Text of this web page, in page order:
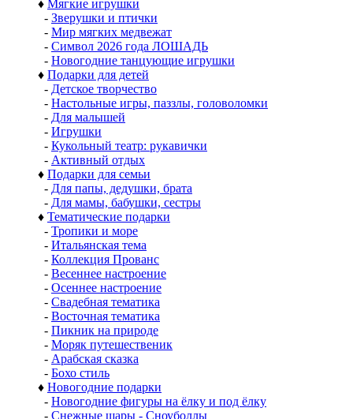
♦ Мягкие игрушки
- Зверушки и птички
- Мир мягких медвежат
- Символ 2026 года ЛОШАДЬ
- Новогодние танцующие игрушки
♦ Подарки для детей
- Детское творчество
- Настольные игры, паззлы, головоломки
- Для малышей
- Игрушки
- Кукольный театр: рукавички
- Активный отдых
♦ Подарки для семьи
- Для папы, дедушки, брата
- Для мамы, бабушки, сестры
♦ Тематические подарки
- Тропики и море
- Итальянская тема
- Коллекция Прованс
- Весеннее настроение
- Осеннее настроение
- Свадебная тематика
- Восточная тематика
- Пикник на природе
- Моряк путешественик
- Арабская сказка
- Бохо стиль
♦ Новогодние подарки
- Новогодние фигуры на ёлку и под ёлку
- Снежные шары - Сноуболлы